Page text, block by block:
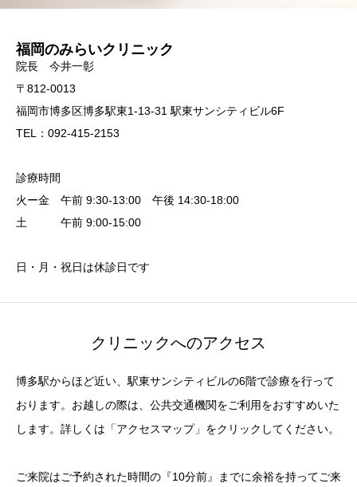
福岡のみらいクリニック
院長 今井一彰
〒812-0013
福岡市博多区博多駅東1-13-31 駅東サンシティビル6F
TEL：092-415-2153
診療時間
火ー金 午前 9:30-13:00 午後 14:30-18:00
土 午前 9:00-15:00
日・月・祝日は休診日です
クリニックへのアクセス
博多駅からほど近い、駅東サンシティビルの6階で診療を行って
おります。お越しの際は、公共交通機関をご利用をおすすめいた
します。詳しくは「アクセスマップ」をクリックしてください。
ご来院はご予約された時間の『10分前』までに余裕を持ってご来